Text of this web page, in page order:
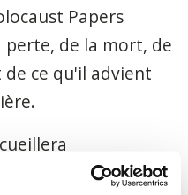
Papers
perte, de la mort, de
ce qu'il advient
épisode de The